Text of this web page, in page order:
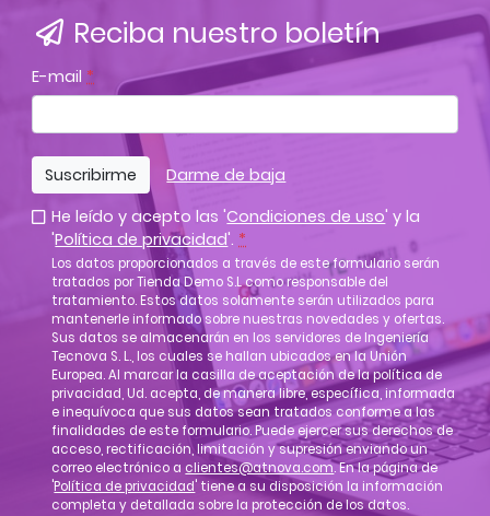
Reciba nuestro boletín
E-mail *
Suscribirme
Darme de baja
He leído y acepto las 'Condiciones de uso' y la
'Política de privacidad'. *
Los datos proporcionados a través de este formulario serán
tratados por Tienda Demo S.L como responsable del
tratamiento. Estos datos solamente serán utilizados para
mantenerle informado sobre nuestras novedades y ofertas.
Sus datos se almacenarán en los servidores de Ingeniería
Tecnova S. L., los cuales se hallan ubicados en la Unión
Europea. Al marcar la casilla de aceptación de la política de
privacidad, Ud. acepta, de manera libre, específica, informada
e inequívoca que sus datos sean tratados conforme a las
finalidades de este formulario. Puede ejercer sus derechos de
acceso, rectificación, limitación y supresión enviando un
correo electrónico aclientes@atnova.com. En la página de
'Política de privacidad' tiene a su disposición la información
completa y detallada sobre la protección de los datos.